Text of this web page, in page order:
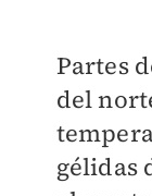
Partes
del
gélidas